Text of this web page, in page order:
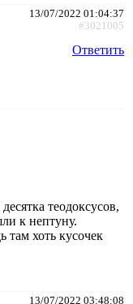
13/07/2022 01:04:37
#3021005
Ответить
теодоксусов,
к нептуну.
там хоть кусочек
13/07/2022 03:48:08